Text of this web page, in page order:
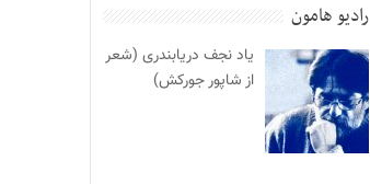
رادیو هامون
یاد نجف دریابندری (شعر
از شاپور جورکش)